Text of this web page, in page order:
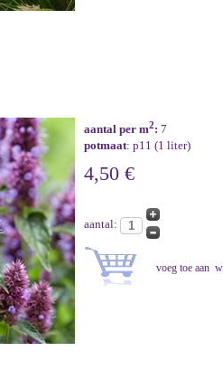
aantal per m2: 7
potmaat: p11 (1 liter)
4,50 €
aantal: